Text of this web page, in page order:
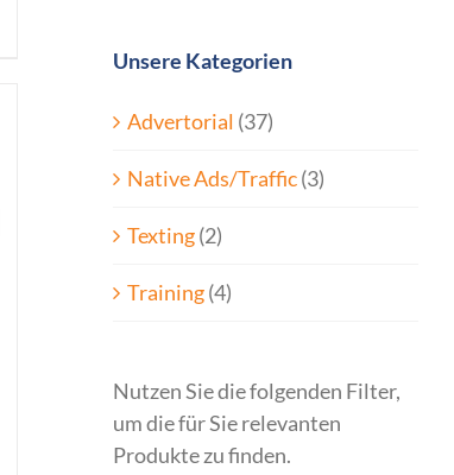
Unsere Kategorien
Advertorial (37)
Native Ads/Traffic(3)
Texting(2)
Training(4)
Nutzen Sie die folgenden Filter,
um die für Sie relevanten
Produkte zu finden.